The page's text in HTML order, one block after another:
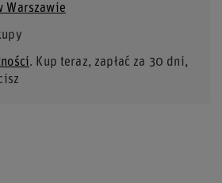
Warszawie
. Kup teraz, zapłać za 30 dni,